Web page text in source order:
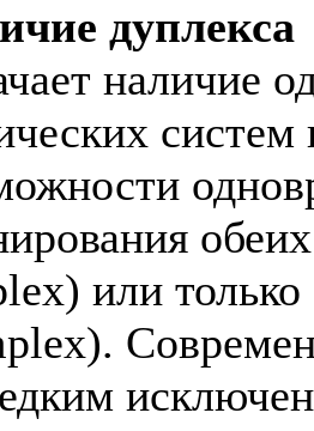
дуплекса
наличие
систем
или